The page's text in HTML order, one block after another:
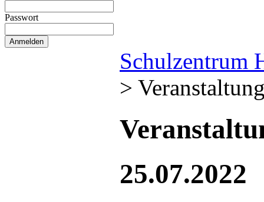
Passwort
Schulzentrum
>
25.07.2022